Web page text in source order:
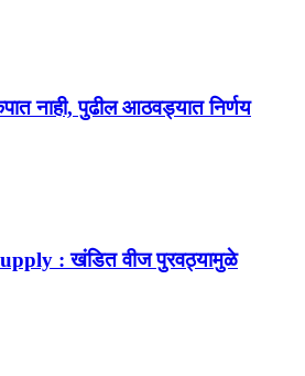
नाही, पुढील आठवड्यात निर्णय
: खंडित वीज पुरवठ्यामुळे